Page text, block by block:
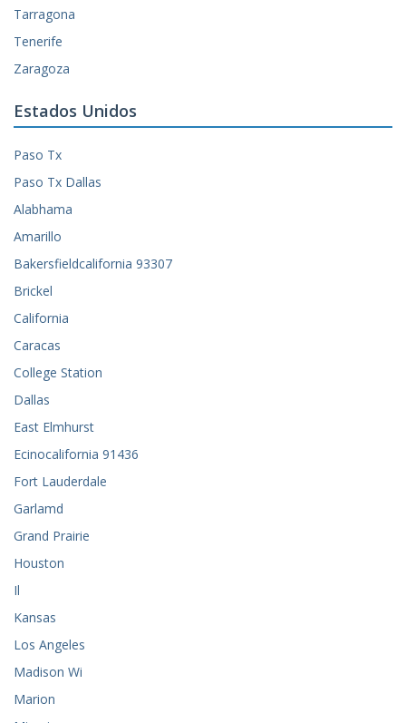
Tarragona
Tenerife
Zaragoza
Estados Unidos
Paso Tx
Paso Tx Dallas
Alabhama
Amarillo
Bakersfieldcalifornia 93307
Brickel
California
Caracas
College Station
Dallas
East Elmhurst
Ecinocalifornia 91436
Fort Lauderdale
Garlamd
Grand Prairie
Houston
Il
Kansas
Los Angeles
Madison Wi
Marion